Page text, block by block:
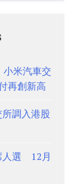
米汽車交
再創新高
調入港股
人選 12月